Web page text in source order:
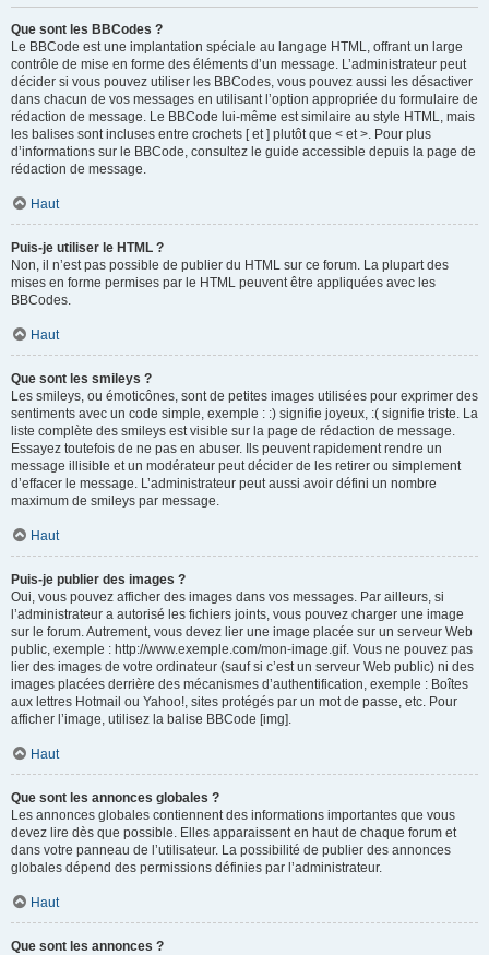
Que sont les BBCodes ?
Le BBCode est une implantation spéciale au langage HTML, offrant un large
contrôle de mise en forme des éléments d’un message. L’administrateur peut
décider si vous pouvez utiliser les BBCodes, vous pouvez aussi les désactiver
dans chacun de vos messages en utilisant l’option appropriée du formulaire de
rédaction de message. Le BBCode lui-même est similaire au style HTML, mais
les balises sont incluses entre crochets [ et ] plutôt que < et >. Pour plus
d’informations sur le BBCode, consultez le guide accessible depuis la page de
rédaction de message.
Haut
Puis-je utiliser le HTML ?
Non, il n’est pas possible de publier du HTML sur ce forum. La plupart des
mises en forme permises par le HTML peuvent être appliquées avec les
BBCodes.
Haut
Que sont les smileys ?
Les smileys, ou émoticônes, sont de petites images utilisées pour exprimer des
sentiments avec un code simple, exemple : :) signifie joyeux, :( signifie triste. La
liste complète des smileys est visible sur la page de rédaction de message.
Essayez toutefois de ne pas en abuser. Ils peuvent rapidement rendre un
message illisible et un modérateur peut décider de les retirer ou simplement
d’effacer le message. L’administrateur peut aussi avoir défini un nombre
maximum de smileys par message.
Haut
Puis-je publier des images ?
Oui, vous pouvez afficher des images dans vos messages. Par ailleurs, si
l’administrateur a autorisé les fichiers joints, vous pouvez charger une image
sur le forum. Autrement, vous devez lier une image placée sur un serveur Web
public, exemple : http://www.exemple.com/mon-image.gif. Vous ne pouvez pas
lier des images de votre ordinateur (sauf si c’est un serveur Web public) ni des
images placées derrière des mécanismes d’authentification, exemple : Boîtes
aux lettres Hotmail ou Yahoo!, sites protégés par un mot de passe, etc. Pour
afficher l’image, utilisez la balise BBCode [img].
Haut
Que sont les annonces globales ?
Les annonces globales contiennent des informations importantes que vous
devez lire dès que possible. Elles apparaissent en haut de chaque forum et
dans votre panneau de l’utilisateur. La possibilité de publier des annonces
globales dépend des permissions définies par l’administrateur.
Haut
Que sont les annonces ?